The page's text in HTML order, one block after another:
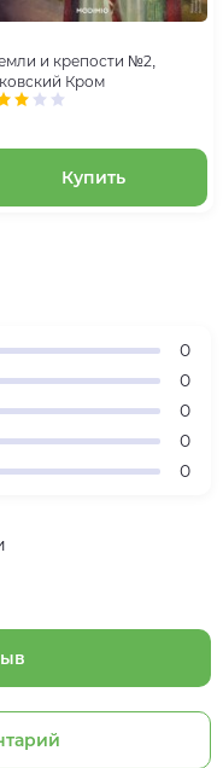
и крепости №2,
Кром
Купить
0
0
0
0
0